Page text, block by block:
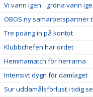
Vi vann igen…gröna vann
OBOS ny samarbetspartner
Tre poäng in på kontot
Klubbchefen har ordet
Hemmamatch för herrarna
Intensivt dygn för damlaget
Sur uddamålsförlust i tidig